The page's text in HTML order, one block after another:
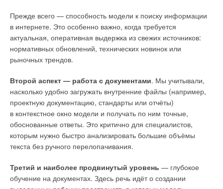
Прежде всего — способность модели к поиску информации
в интернете. Это особенно важно, когда требуется
актуальная, оперативная выдержка из свежих источников:
нормативных обновлений, технических новинок или
рыночных трендов.
Второй аспект — работа с документами. Мы учитывали,
насколько удобно загружать внутренние файлы (например,
проектную документацию, стандарты или отчёты)
в контекстное окно модели и получать по ним точные,
обоснованные ответы. Это критично для специалистов,
которым нужно быстро анализировать большие объёмы
текста без ручного перелопачивания.
Третий и наиболее продвинутый уровень — глубокое
обучение на документах. Здесь речь идёт о создании
Долговечность римских технологий
Одним из наиболее поразительных выводов исследования
стало подтверждение долговечности системы. Анализ
карбонатных отложений показал, что акведук
функционировал вплоть до V века н.э., сохраняя
эффективность даже в период угасания Римской империи.
Система демонстрировала удивительную адаптивность:
инженеры неоднократно модифицировали
от изменяющихся потребностей города. Например, когда
был добавлен северный акведук, римляне создали новое